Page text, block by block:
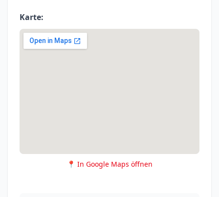
Karte:
📍 In Google Maps öffnen